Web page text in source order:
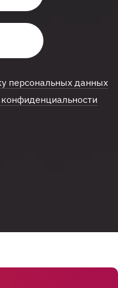
персональных данных